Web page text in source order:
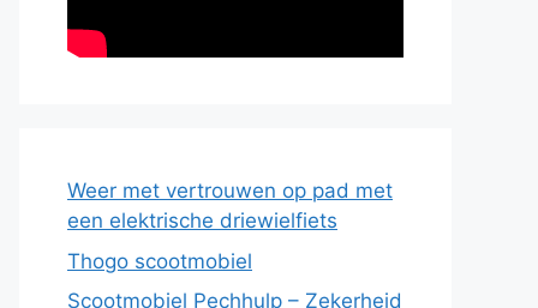
Weer met vertrouwen op pad met
een elektrische driewielfiets
Thogo scootmobiel
Scootmobiel Pechhulp – Zekerheid